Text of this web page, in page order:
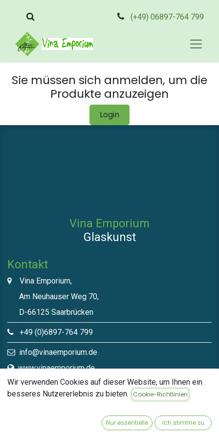
(+49) 06897-764 799
Sie müssen sich anmelden, um die
Produkte anzuzeigen
Login
Vina Emporium
Glaskunst
Kontakt
Vina Emporium,
Am Neuhauser Weg 70,
D-66125 Saarbrücken
+49 (0)6897-764 799
info@vinaemporium.de
www.vinaemporium.de
Direktlinks​
Wir verwenden Cookies auf dieser Website, um Ihnen ein
besseres Nutzererlebnis zu bieten.
Cookie-Richtlinien
Nur essentielle Ich stimme zu